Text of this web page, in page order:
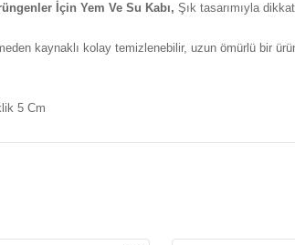
İçin Yem Ve Su Kabı, Şık tasarımıyla
kaynaklı kolay temizlenebilir, uzun ömürlü bir
5 Cm